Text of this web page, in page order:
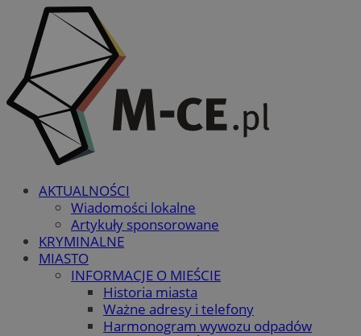
AKTUALNOŚCI
Wiadomości lokalne
Artykuły sponsorowane
KRYMINALNE
MIASTO
INFORMACJE O MIEŚCIE
Historia miasta
Ważne adresy i telefony
Harmonogram wywozu odpadów